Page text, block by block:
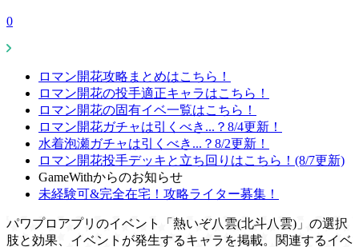
0
ロマン開花攻略まとめはこちら！
ロマン開花の投手適正キャラはこちら！
ロマン開花の固有イベ一覧はこちら！
ロマン開花ガチャは引くべき...？8/4更新！
水着泡瀬ガチャは引くべき...？8/2更新！
ロマン開花投手デッキと立ち回りはこちら！(8/7更新)
GameWithからのお知らせ
未経験可&完全在宅！攻略ライター募集！
パワプロアプリのイベント「熱いぞ八雲(北斗八雲)」の選択
肢と効果、イベントが発生するキャラを掲載。関連するイベ